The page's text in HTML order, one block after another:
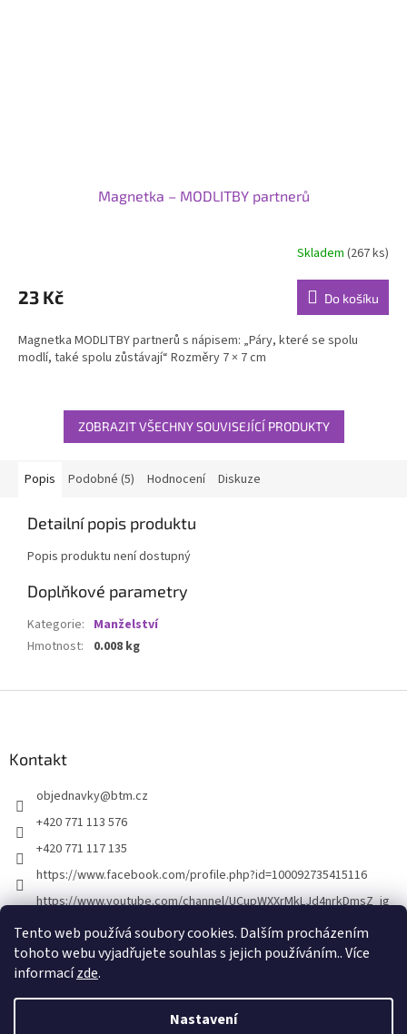
Tento web používá soubory cookies. Dalším procházením
tohoto webu vyjadřujete souhlas s jejich používáním.. Více
informacízde.
Nastavení
Magnetka – MODLITBY partnerů
Skladem (267 ks)
23 Kč Do košíku
Magnetka MODLITBY partnerů s nápisem: „Páry, které se spolu
modlí, také spolu zůstávají“ Rozměry 7 × 7 cm
ZOBRAZIT VŠECHNY SOUVISEJÍCÍ PRODUKTY
Popis Podobné (5) Hodnocení Diskuze
Detailní popis produktu
Popis produktu není dostupný
Doplňkové parametry
Kategorie: Manželství
Hmotnost: 0.008 kg
Kontakt
objednavky@btm.cz
+420 771 113 576
+420 771 117 135
https://www.facebook.com/profile.php?id=100092735415116
https://www.youtube.com/channel/UCupWXXrMkLJd4nrkDmsZ_ig
Vytvořil Shoptet